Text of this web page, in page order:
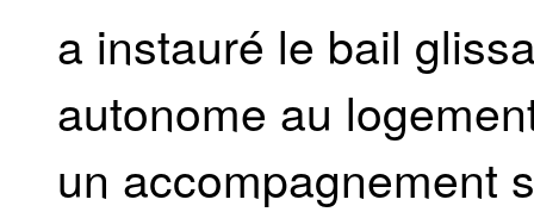
a instauré le bail
autonome au
un accompagnement